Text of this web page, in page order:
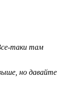
таки там
но давайте